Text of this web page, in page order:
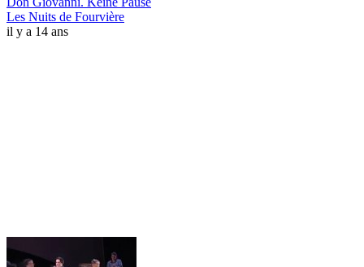
Les Nuits de Fourvière
il y a 14 ans